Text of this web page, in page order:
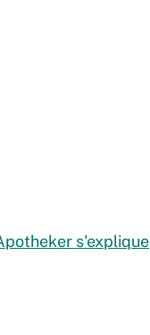
s'explique